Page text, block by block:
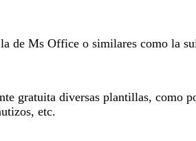
de Ms Office o similares como la
gratuita diversas plantillas,
etc.